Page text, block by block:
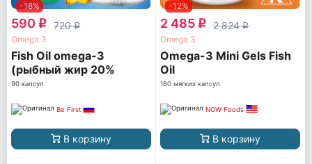
-18%
590 q 720q
Omega 3
Fish Oil omega-3
(рыбный жир 20%
ПНЖК)
90 капсул
Be First
В корзину
-12%
2 485 q 2 824q
Omega 3
Omega-3 Mini Gels Fish
Oil
180 мягких капсул
NOW Foods
В корзину